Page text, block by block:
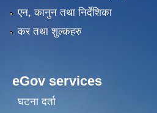
एन, कानुन तथा निर्देशिका
कर तथा शुल्कहरु
eGov services
घटना दर्ता